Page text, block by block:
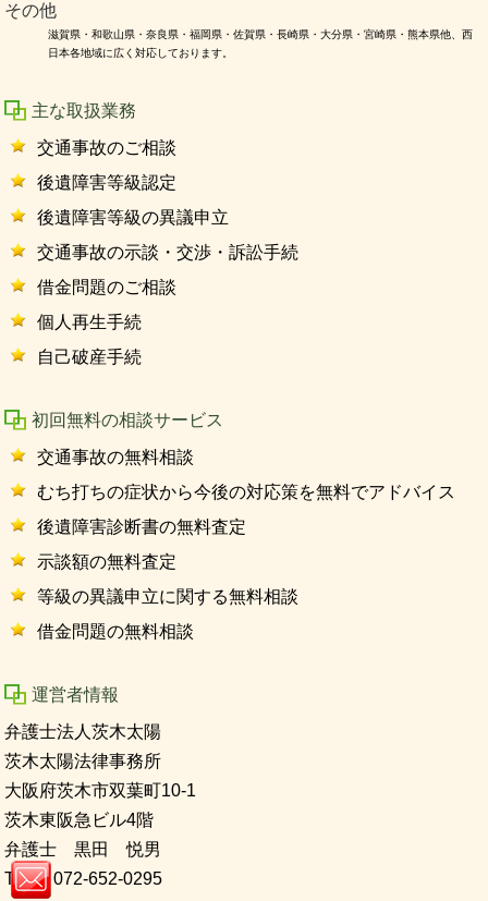
その他
滋賀県・和歌山県・奈良県・福岡県・佐賀県・長崎県・大分県・宮崎県・熊本県他、西
日本各地域に広く対応しております。
主な取扱業務
交通事故のご相談
後遺障害等級認定
後遺障害等級の異議申立
交通事故の示談・交渉・訴訟手続
借金問題のご相談
個人再生手続
自己破産手続
初回無料の相談サービス
交通事故の無料相談
むち打ちの症状から今後の対応策を無料でアドバイス
後遺障害診断書の無料査定
示談額の無料査定
等級の異議申立に関する無料相談
借金問題の無料相談
運営者情報
弁護士法人茨木太陽
茨木太陽法律事務所
大阪府茨木市双葉町10-1
茨木東阪急ビル4階
弁護士 黒田 悦男
TEL 072-652-0295